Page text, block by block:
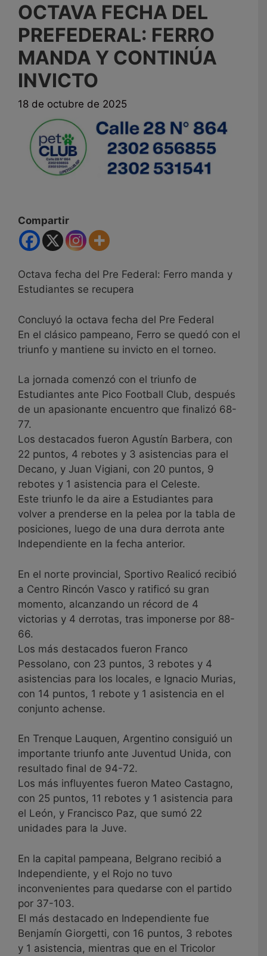
OCTAVA FECHA DEL
PREFEDERAL: FERRO
MANDA Y CONTINÚA
INVICTO
18 de octubre de 2025
Compartir
Octava fecha del Pre Federal: Ferro manda y
Estudiantes se recupera
Concluyó la octava fecha del Pre Federal
En el clásico pampeano, Ferro se quedó con el
triunfo y mantiene su invicto en el torneo.
La jornada comenzó con el triunfo de
Estudiantes ante Pico Football Club, después
de un apasionante encuentro que finalizó 68-
77.
Los destacados fueron Agustín Barbera, con
22 puntos, 4 rebotes y 3 asistencias para el
Decano, y Juan Vigiani, con 20 puntos, 9
rebotes y 1 asistencia para el Celeste.
Este triunfo le da aire a Estudiantes para
volver a prenderse en la pelea por la tabla de
posiciones, luego de una dura derrota ante
Independiente en la fecha anterior.
En el norte provincial, Sportivo Realicó recibió
a Centro Rincón Vasco y ratificó su gran
momento, alcanzando un récord de 4
victorias y 4 derrotas, tras imponerse por 88-
66.
Los más destacados fueron Franco
Pessolano, con 23 puntos, 3 rebotes y 4
asistencias para los locales, e Ignacio Murias,
con 14 puntos, 1 rebote y 1 asistencia en el
conjunto achense.
En Trenque Lauquen, Argentino consiguió un
importante triunfo ante Juventud Unida, con
resultado final de 94-72.
Los más influyentes fueron Mateo Castagno,
con 25 puntos, 11 rebotes y 1 asistencia para
el León, y Francisco Paz, que sumó 22
unidades para la Juve.
En la capital pampeana, Belgrano recibió a
Independiente, y el Rojo no tuvo
inconvenientes para quedarse con el partido
por 37-103.
El más destacado en Independiente fue
Benjamín Giorgetti, con 16 puntos, 3 rebotes
y 1 asistencia, mientras que en el Tricolor